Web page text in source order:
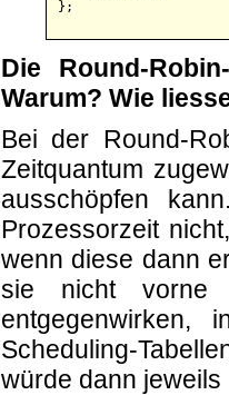
Die Round-
Warum? Wie
Bei der Round-
Zeitquantum
ausschöpfen
Prozessorzeit
wenn diese dann
sie nicht vorne
entgegenwirken,
Scheduling-
würde dann jeweils